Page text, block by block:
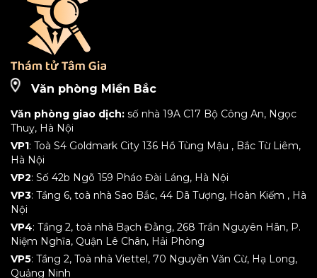
Văn phòng Miền Bắc
Văn phòng giao dịch: số nhà 19A C17 Bộ Công An, Ngọc
Thuỵ, Hà Nội
VP1: Toà S4 Goldmark City 136 Hồ Tùng Mậu , Bắc Từ Liêm,
Hà Nội
VP2: Số 42b Ngõ 159 Pháo Đài Láng, Hà Nội
VP3: Tầng 6, toà nhà Sao Bắc, 44 Dã Tượng, Hoàn Kiếm , Hà
Nội
VP4: Tầng 2, toà nhà Bạch Đằng, 268 Trần Nguyên Hãn, P.
Niệm Nghĩa, Quận Lê Chân, Hải Phòng
VP5: Tầng 2, Toà nhà Viettel, 70 Nguyễn Văn Cừ, Hạ Long,
Quảng Ninh